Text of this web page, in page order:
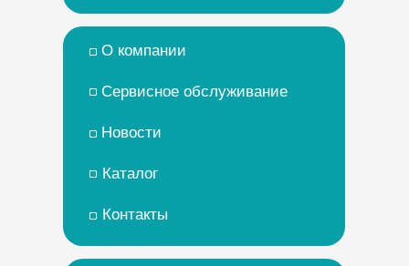
Новости
Контакты
О компании
Каталог
Сервисное обслуживание